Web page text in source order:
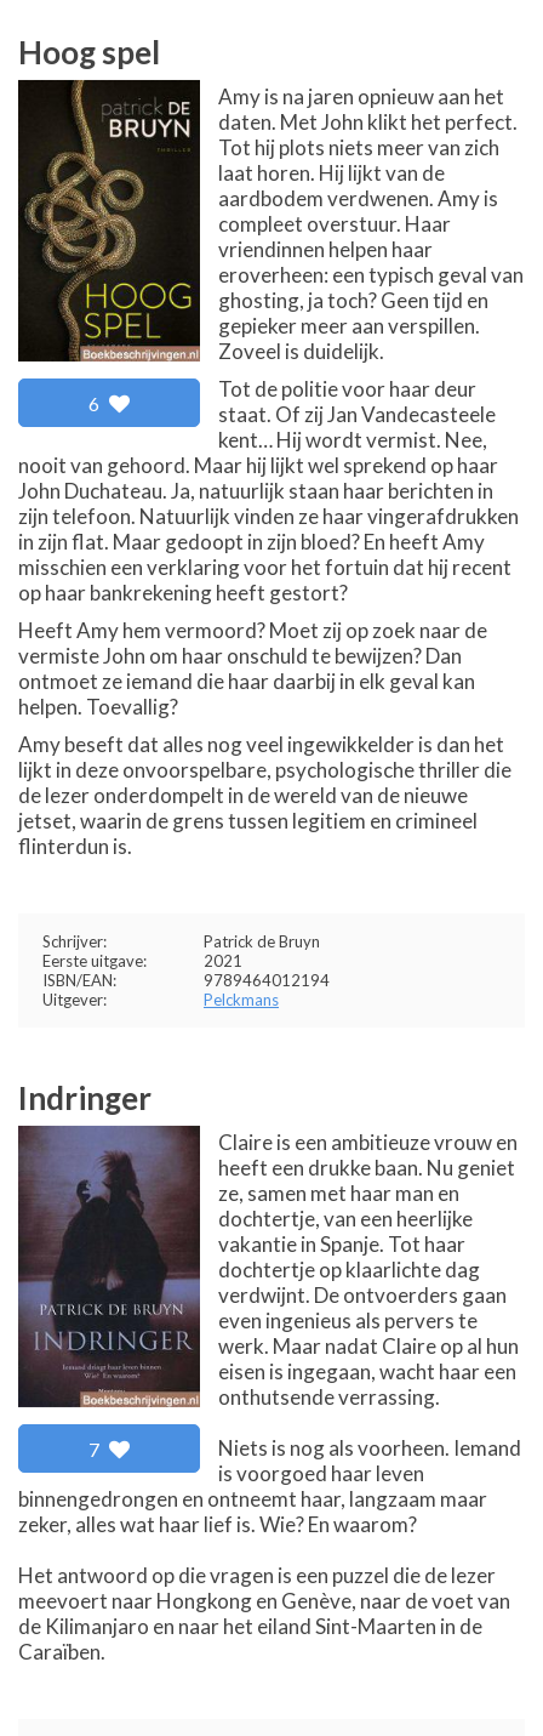
Hoog spel
6
Amy is na jaren opnieuw aan het
daten. Met John klikt het perfect.
Tot hij plots niets meer van zich
laat horen. Hij lijkt van de
aardbodem verdwenen. Amy is
compleet overstuur. Haar
vriendinnen helpen haar
eroverheen: een typisch geval van
ghosting, ja toch? Geen tijd en
gepieker meer aan verspillen.
Zoveel is duidelijk.
Tot de politie voor haar deur
staat. Of zij Jan Vandecasteele
kent… Hij wordt vermist. Nee,
nooit van gehoord. Maar hij lijkt wel sprekend op haar
John Duchateau. Ja, natuurlijk staan haar berichten in
zijn telefoon. Natuurlijk vinden ze haar vingerafdrukken
in zijn flat. Maar gedoopt in zijn bloed? En heeft Amy
misschien een verklaring voor het fortuin dat hij recent
op haar bankrekening heeft gestort?
Heeft Amy hem vermoord? Moet zij op zoek naar de
vermiste John om haar onschuld te bewijzen? Dan
ontmoet ze iemand die haar daarbij in elk geval kan
helpen. Toevallig?
Amy beseft dat alles nog veel ingewikkelder is dan het
lijkt in deze onvoorspelbare, psychologische thriller die
de lezer onderdompelt in de wereld van de nieuwe
jetset, waarin de grens tussen legitiem en crimineel
flinterdun is.
Schrijver:
Patrick de Bruyn
Eerste uitgave:
2021
ISBN/EAN:
9789464012194
Uitgever:
Pelckmans
Indringer
7
Claire is een ambitieuze vrouw en
heeft een drukke baan. Nu geniet
ze, samen met haar man en
dochtertje, van een heerlijke
vakantie in Spanje. Tot haar
dochtertje op klaarlichte dag
verdwijnt. De ontvoerders gaan
even ingenieus als pervers te
werk. Maar nadat Claire op al hun
eisen is ingegaan, wacht haar een
onthutsende verrassing.
Niets is nog als voorheen. Iemand
is voorgoed haar leven
binnengedrongen en ontneemt haar, langzaam maar
zeker, alles wat haar lief is. Wie? En waarom?
Het antwoord op die vragen is een puzzel die de lezer
meevoert naar Hongkong en Genève, naar de voet van
de Kilimanjaro en naar het eiland Sint-Maarten in de
Caraïben.